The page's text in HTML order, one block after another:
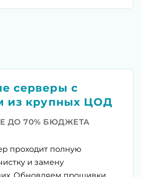
серверы с
из крупных ЦОД
ДО 70% БЮДЖЕТА
проходит полную
и замену